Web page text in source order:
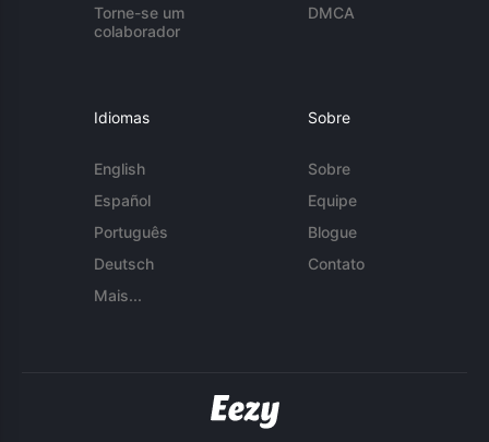
Torne-se um
colaborador
DMCA
Idiomas
English
Español
Português
Deutsch
Mais...
Sobre
Sobre
Equipe
Blogue
Contato